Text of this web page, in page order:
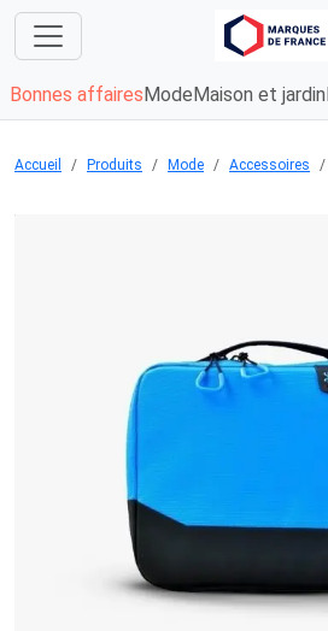
Bonnes affaires Mode Maison et jardin
Accueil Produits Mode Accessoires